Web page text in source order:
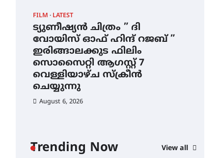
FILM LATEST
ട്യുണീഷ്യൻ ചിത്രം ” ദി
വോയിസ് ഓഫ് ഹിന്ദ് റജബ് ”
ഇരിങ്ങാലക്കുട ഫിലിം
സൊസൈറ്റി ആഗസ്റ്റ് 7
വെള്ളിയാഴ്ച സ്‌ക്രീൻ
ചെയ്യുന്നു
August 6, 2026
Trending Now View all
4.4 മില്ലി മീറ്റർ മഴ ലഭിച്ചു
August 6, 2026
ഐ.ഐ.ടി മദ്രാസ്സിൽ നിന്നും
ഡോക്ടറേറ്റ് – ഇരിങ്ങാലക്കുട
സ്വദേശി ആതിര എം കെ
യുടെ നേട്ടം പ്രതിസന്ധികളോട്
പൊരുതി
August 5, 2026
ട്യുണീഷ്യൻ ചിത്രം ” ദി
ചെയ്യുന്നു